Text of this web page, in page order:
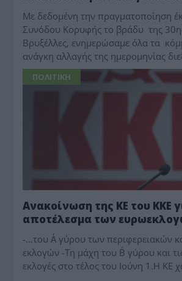
Με δεδομένη την πραγματοποίηση
Συνόδου Κορυφής το βράδυ της
Βρυξέλλες, ενημερώσαμε όλα τα
ανάγκη αλλαγής της ημερομηνίας
ΠΟΛΙΤΙΚΗ
Ανακοίνωση της ΚΕ του ΚΚΕ
αποτέλεσμα των
-…του Α΄ γύρου των περιφερειακών
εκλογών -Τη μάχη του Β΄ γύρου και
εκλογές στο τέλος του Ιούνη 1.Η ΚΕ